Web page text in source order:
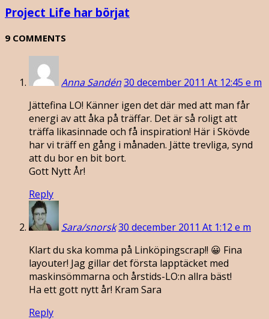
Project Life har börjat
9 COMMENTS
Anna Sandén30 december 2011 At 12:45 e m
Jättefina LO! Känner igen det där med att man får
energi av att åka på träffar. Det är så roligt att
träffa likasinnade och få inspiration! Här i Skövde
har vi träff en gång i månaden. Jätte trevliga, synd
att du bor en bit bort.
Gott Nytt År!
Reply
Sara/snorsk30 december 2011 At 1:12 e m
Klart du ska komma på Linköpingscrap!! 😀 Fina
layouter! Jag gillar det första lapptäcket med
maskinsömmarna och årstids-LO:n allra bäst!
Ha ett gott nytt år! Kram Sara
Reply